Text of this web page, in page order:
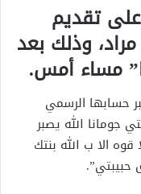
تقديم
مراد، وذلك بعد
مساء أمس.
حسابها الرسمي
جومانا الله يصبر
الا ب الله بنتك
حبيبتي”.